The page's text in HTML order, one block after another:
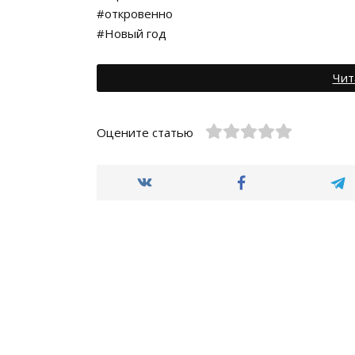
#откровенно
#Новый год
Оцените статью